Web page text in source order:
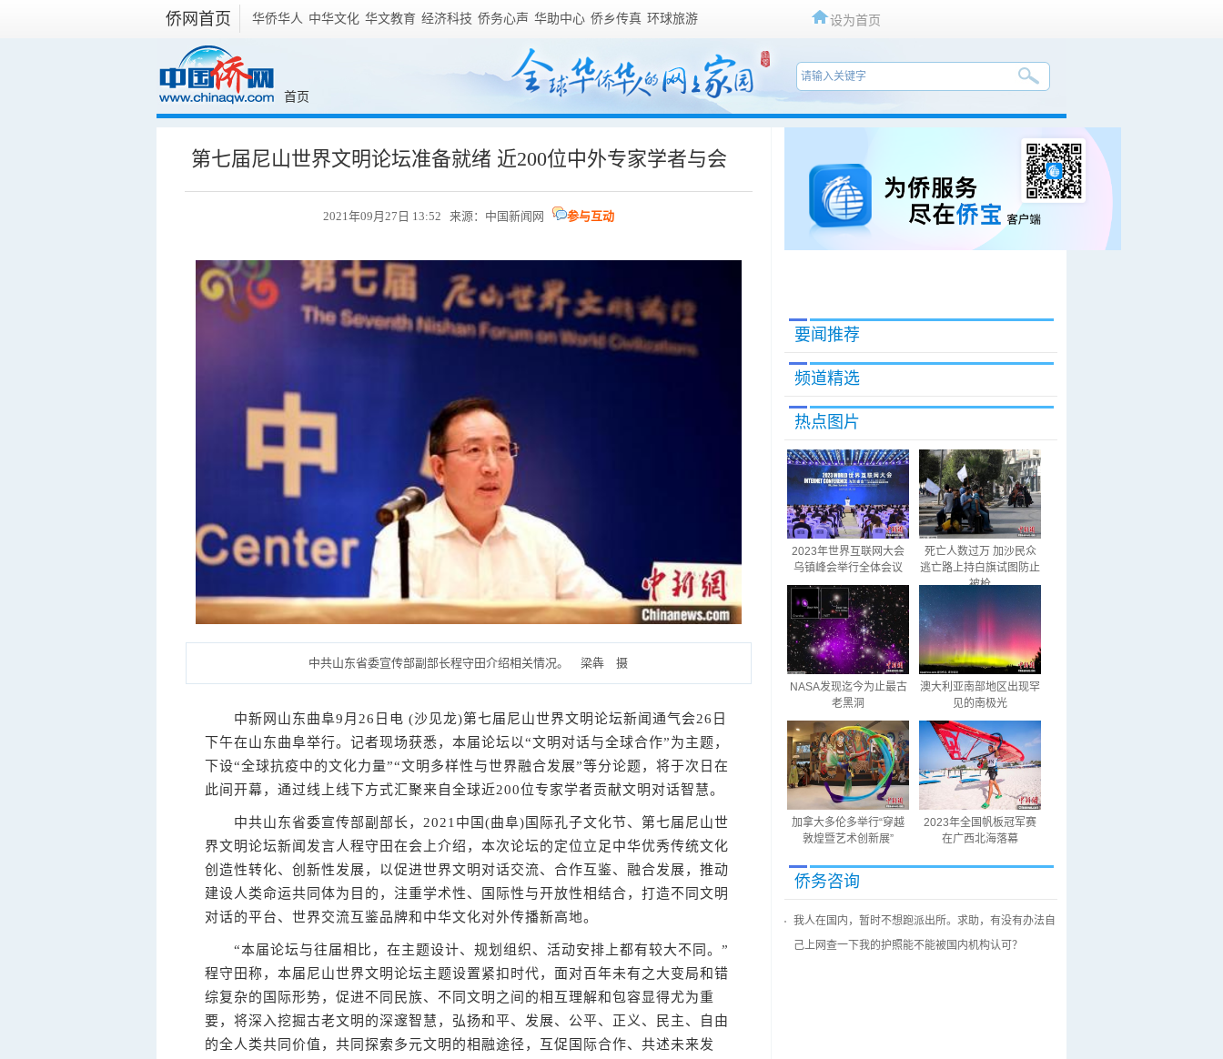
侨网首页 华侨华人 中华文化 华文教育 经济科技 侨务心声 华助中心 侨乡传真 环球旅游 设为首页
首页
第七届尼山世界文明论坛准备就绪 近200位中外专家学者与会
2021年09月27日 13:52 来源： 中国新闻网 参与互动
中共山东省委宣传部副部长程守田介绍相关情况。 梁犇 摄
中新网 山东曲阜9月26日电 (沙见龙)第七届尼山世界文明论坛新闻通气会26日
下午在山东曲阜举行。记者现场获悉，本届论坛以“文明对话与全球合作”为主题，
下设“全球抗疫中的文化力量”“文明多样性与世界融合发展”等分论题，将于次日在
此间开幕，通过线上线下方式汇聚来自全球近200位专家学者贡献文明对话智慧。
中共山东省委宣传部副部长，2021中国(曲阜)国际孔子文化节、第七届尼山世
界文明论坛新闻发言人程守田在会上介绍，本次论坛的定位立足中华优秀传统文化
创造性转化、创新性发展，以促进世界文明对话交流、合作互鉴、融合发展，推动
建设人类命运共同体为目的，注重学术性、国际性与开放性相结合，打造不同文明
对话的平台、世界交流互鉴品牌和中华文化对外传播新高地。
“本届论坛与往届相比，在主题设计、规划组织、活动安排上都有较大不同。”
程守田称，本届尼山世界文明论坛主题设置紧扣时代，面对百年未有之大变局和错
综复杂的国际形势，促进不同民族、不同文明之间的相互理解和包容显得尤为重
要，将深入挖掘古老文明的深邃智慧，弘扬和平、发展、公平、正义、民主、自由
的全人类共同价值，共同探索多元文明的相融途径，互促国际合作、共述未来发
要闻推荐
频道精选
热点图片
2023年世界互联网大会
乌镇峰会举行全体会议
死亡人数过万 加沙民众
逃亡路上持白旗试图防止
被枪
NASA发现迄今为止最古
老黑洞
澳大利亚南部地区出现罕
见的南极光
加拿大多伦多举行“穿越
敦煌暨艺术创新展”
2023年全国帆板冠军赛
在广西北海落幕
侨务咨询
我人在国内，暂时不想跑派出所。求助，有没有办法自
己上网查一下我的护照能不能被国内机构认可？